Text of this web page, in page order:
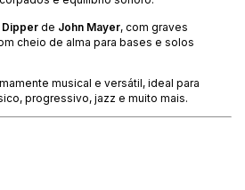
Dipper de John Mayer, com graves
cheio de alma para bases e solos
musical e versátil, ideal para
progressivo, jazz e muito mais.